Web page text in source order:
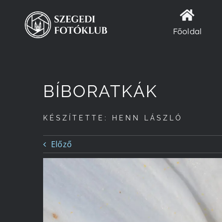
Kihagyás
Főoldal
BÍBORATKÁK
KÉSZÍTETTE: HENN LÁSZLÓ
Előző